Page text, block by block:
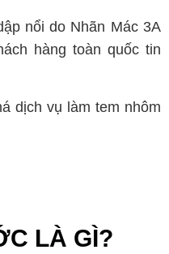
nổi do Nhãn Mác 3A
hàng toàn quốc tin
dịch vụ làm tem nhôm
LÀ GÌ?